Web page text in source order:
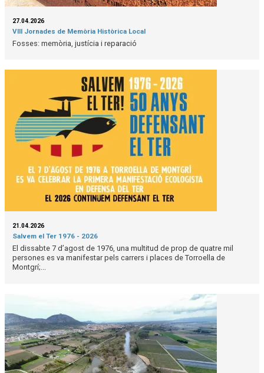
27.04.2026
VIII Jornades de Memòria Històrica Local
Fosses: memòria, justícia i reparació
21.04.2026
Salvem el Ter 1976 - 2026
El dissabte 7 d’agost de 1976, una multitud de prop de quatre mil
persones es va manifestar pels carrers i places de Torroella de
Montgrí;...